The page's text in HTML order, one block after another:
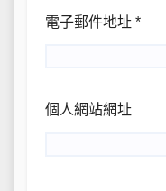
電子郵件地址 *
個人網站網址